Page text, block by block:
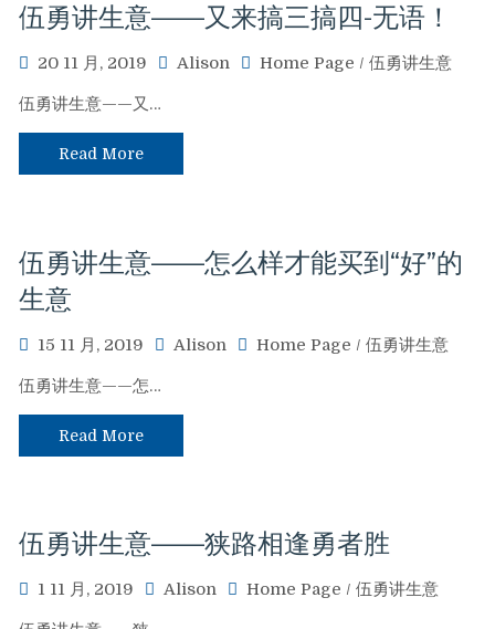
伍勇讲生意——又来搞三搞四-无语！
20 11 月, 2019 Alison Home Page / 伍勇讲生意
伍勇讲生意——又…
Read More
伍勇讲生意——怎么样才能买到“好”的
生意
15 11 月, 2019 Alison Home Page / 伍勇讲生意
伍勇讲生意——怎…
Read More
伍勇讲生意——狭路相逢勇者胜
1 11 月, 2019 Alison Home Page / 伍勇讲生意